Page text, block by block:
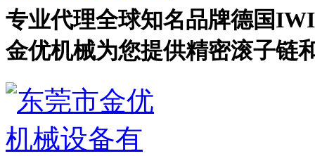
专业代理全球知名品牌德国
金优机械为您提供精密滚子链